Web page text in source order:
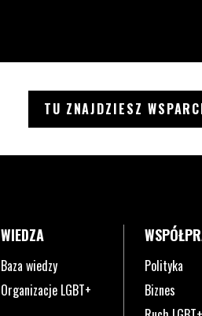
TU ZNAJDZIESZ
WIEDZA
Baza wiedzy
Organizacje LGBT+
Polityka
Biznes